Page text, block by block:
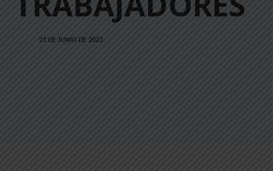
21 DE JUNIO DE 2023